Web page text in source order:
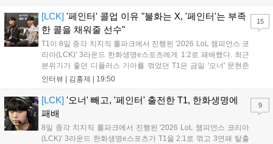
[LCK] '페인터' 콜업 이유 "불화는 X, '페인터'는 부족
한 콜을 채워줄 선수"
T1이 8일 종각 치지직 롤파크에서 진행된 '2026 LoL 챔피언스 코
리아(LCK)' 3라운드 한화생명e스포츠에게 1:2로 패배했다. 최근
분위기가 좋던 디플러스 기아를 꺾었던 T1은 금일 '오너' 문현준
을 빼고 신예 '페인터' 김은후를 투입시키는 강수를 뒀으나 결국
즈' 김수환의 인터뷰 내...
인터뷰 | 김홍제 | 19:50
15
[LCK] '오너' 빼고, '페인터' 출전한 T1, 한화생명에
패배
8일 종각 치지직 롤파크에서 진행된 '2026 LoL 챔피언스 코리아
(LCK)' 3라운드 한화생명e스포츠가 T1을 2:1로 꺾고 3연패 탈출
9